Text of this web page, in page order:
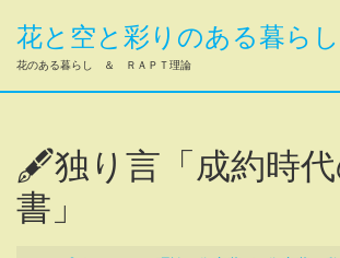
花と空と彩りのある暮ら
花のある暮らし ＆ ＲＡＰＴ理論
🖋独り言「成約時代
書」